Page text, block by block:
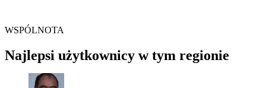
WSPÓLNOTA
Najlepsi użytkownicy w tym regionie